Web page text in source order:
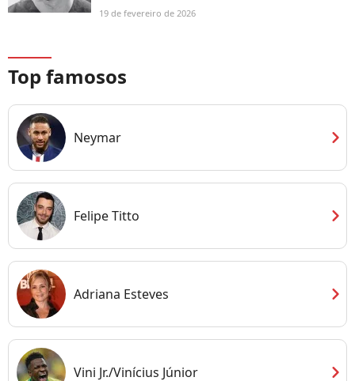
19 de fevereiro de 2026
Top famosos
Neymar chevron_right
Felipe Titto chevron_right
Adriana Esteves chevron_right
Vini Jr./Vinícius Júnior chevron_right